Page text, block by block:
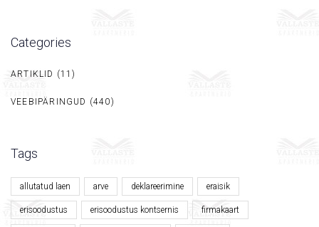
Categories
ARTIKLID (11)
VEEBIPÄRINGUD (440)
Tags
allutatud laen arve deklareerimine eraisik
erisoodustus erisoodustus kontsernis firmakaart